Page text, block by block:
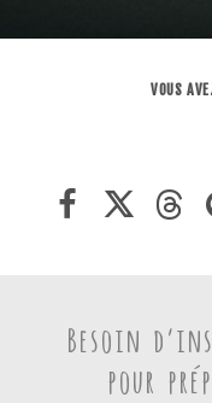
VOUS
Besoin
pour